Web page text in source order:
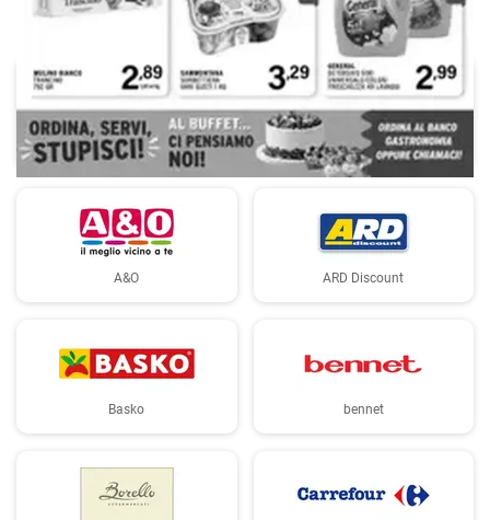
Aldi Alter Discount
A&O ARD Discount
Basko bennet